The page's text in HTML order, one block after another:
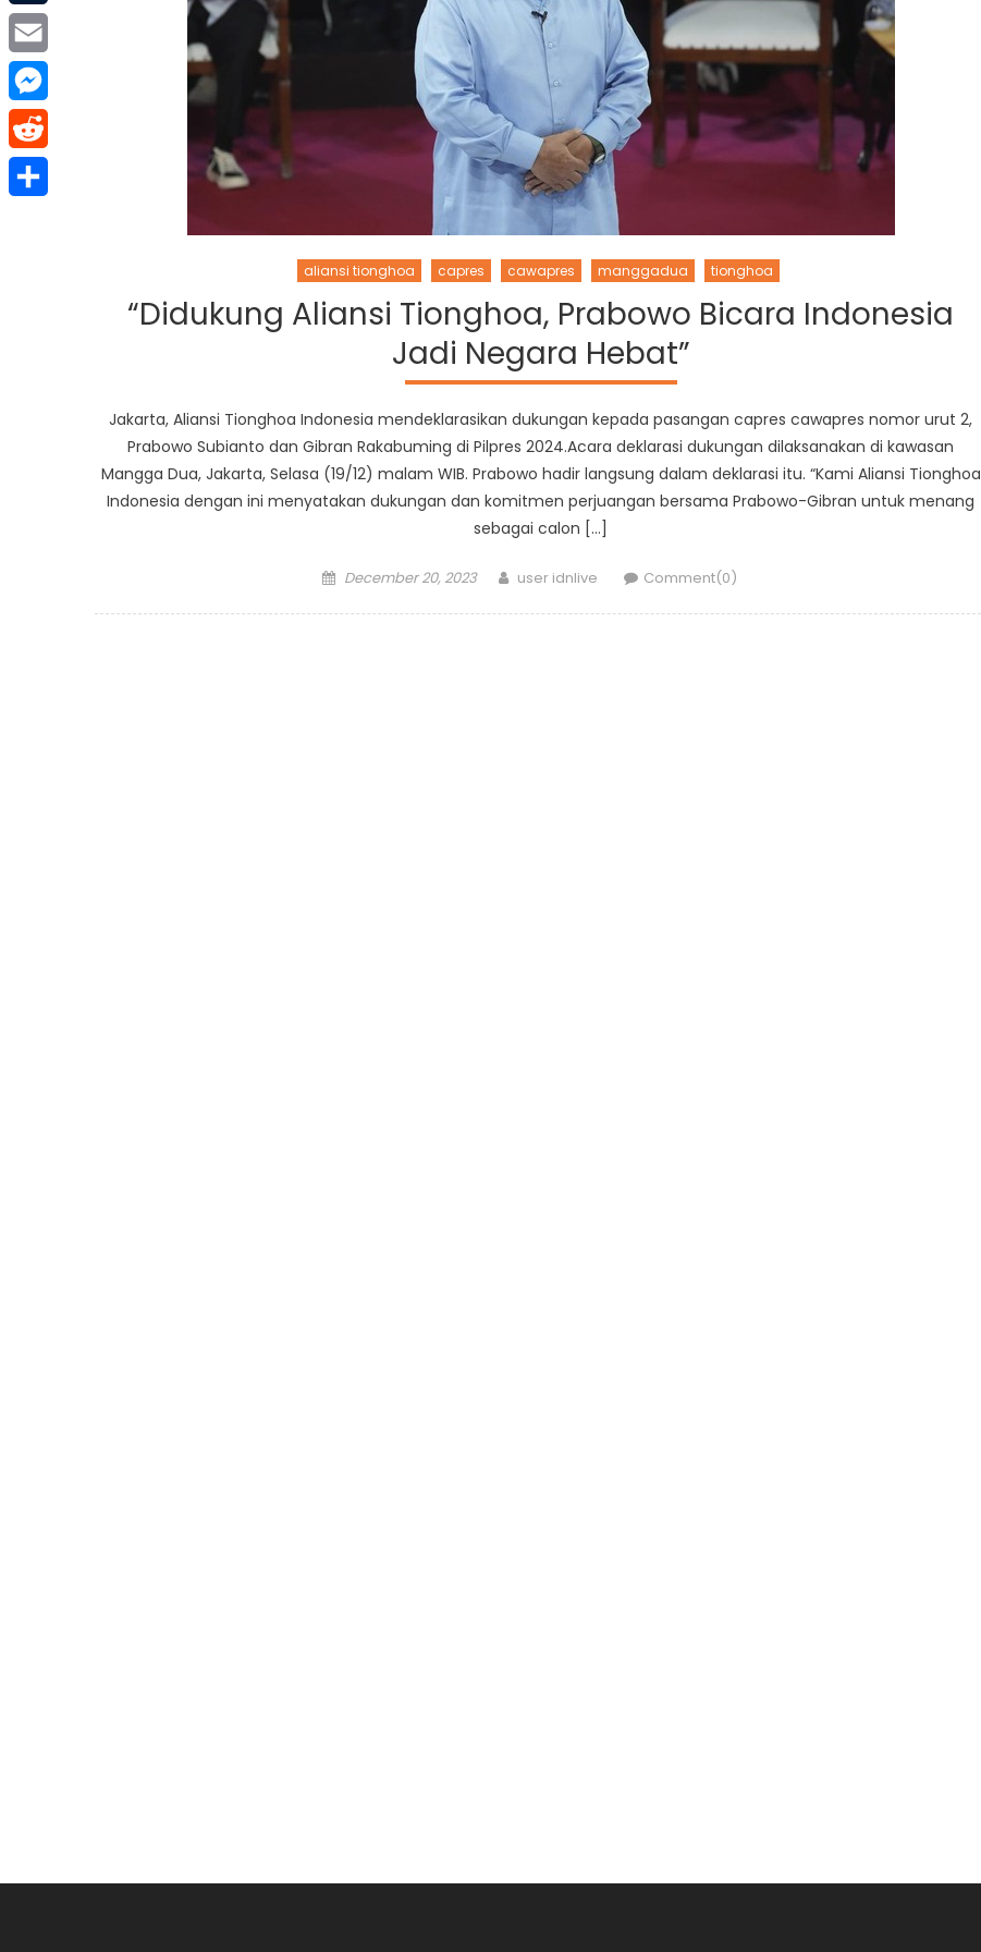
aliansi tionghoa capres cawapres manggadua tionghoa
“Didukung Aliansi Tionghoa, Prabowo Bicara Indonesia
Jadi Negara Hebat”
Jakarta, Aliansi Tionghoa Indonesia mendeklarasikan dukungan kepada pasangan capres cawapres nomor urut 2,
Prabowo Subianto dan Gibran Rakabuming di Pilpres 2024.Acara deklarasi dukungan dilaksanakan di kawasan
Mangga Dua, Jakarta, Selasa (19/12) malam WIB. Prabowo hadir langsung dalam deklarasi itu. “Kami Aliansi Tionghoa
Indonesia dengan ini menyatakan dukungan dan komitmen perjuangan bersama Prabowo-Gibran untuk menang
sebagai calon […]
Posted
December 20, 2023 Author
user idnlive Comment(0)
Tumblr
Email
Messenger
Reddit